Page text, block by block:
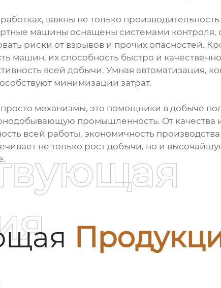
важны не только
машины оснащены системами
риски от взрывов и прочих опасностей.
машин, их способность быстро и
всей добычи. Умная автоматизация,
минимизации затрат.
механизмы, это помощники в добыче
промышленность. От качества
всей работы, экономичность
не только рост добычи, но и